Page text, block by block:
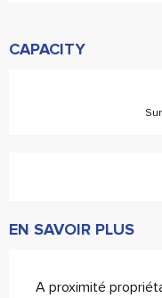
CAPACITY
EN SAVOIR PLUS
A proximité